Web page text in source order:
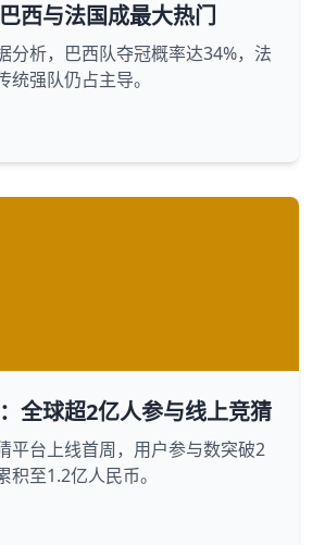
西与法国成最大热门
分析，巴西队夺冠概率达34%，法
统强队仍占主导。
全球超2亿人参与线上竞猜
平台上线首周，用户参与数突破2
积至1.2亿人民币。